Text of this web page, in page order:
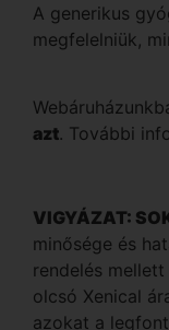
A generikus
megfelelniük,
azt. További
VIGYÁZAT:
minősége és
rendelés
olcsó Xenical
azokat a